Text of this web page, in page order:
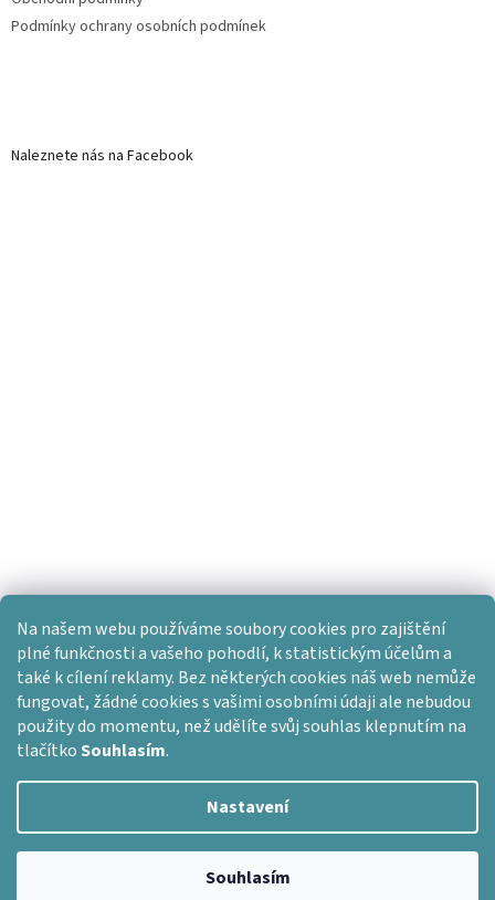
Na našem webu používáme soubory cookies pro zajištění
plné funkčnosti a vašeho pohodlí, k statistickým účelům a
také k cílení reklamy. Bez některých cookies náš web nemůže
fungovat, žádné cookies s vašimi osobními údaji ale nebudou
použity do momentu, než udělíte svůj souhlas klepnutím na
tlačítkoSouhlasím.
Nastavení
Souhlasím
Podmínky ochrany osobních podmínek
Naleznete nás na Facebook
Vytvořil Shoptet
Dlažba skladem. Všechna práva vyhrazena.